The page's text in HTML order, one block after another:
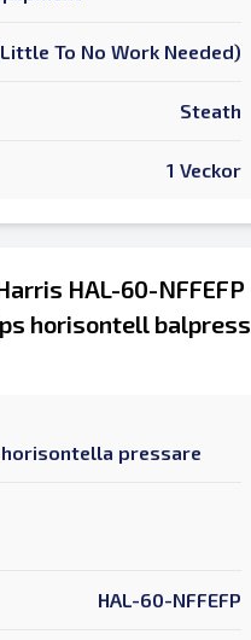
To No Work Needed)
Steath
1 Veckor
HAL-60-NFFEFP
horisontell balpress
pressare
HAL-60-NFFEFP